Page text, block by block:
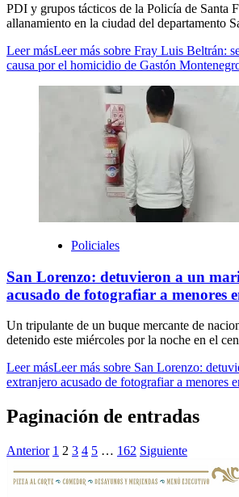
PDI y grupos tácticos de la Policía de Santa
allanamiento en la ciudad del departamento
Leer másLeer más sobre Fray Luis Beltrán:
causa por el homicidio de Gastón
Policiales
San Lorenzo: detuvieron a un
acusado de fotografiar a menores
Un tripulante de un buque mercante de
detenido este miércoles por la noche en el
Leer másLeer más sobre San Lorenzo:
extranjero acusado de fotografiar a menores
Paginación de entradas
Anterior 1 2 3 4 5 … 162 Siguiente